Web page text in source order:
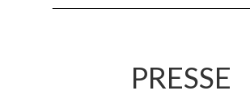
Verein
Fahrzeuge & TechnikPRESSE